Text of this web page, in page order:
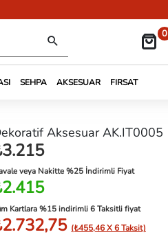
0
SEHPA AKSESUAR FIRSAT
Aksesuar AK.IT0005
veya Nakitte %25 İndirimli Fiyat
Kartlara %15 indirimli 6 Taksitli fiyat
(₺455,46 X 6 Taksit)